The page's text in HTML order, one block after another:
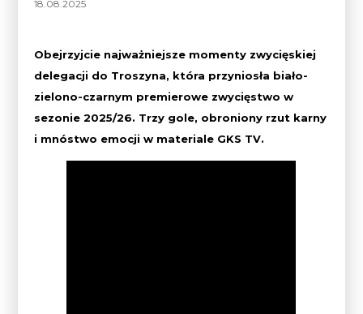
18.08.2025
Obejrzyjcie najważniejsze momenty zwycięskiej
delegacji do Troszyna, która przyniosła biało-
zielono-czarnym premierowe zwycięstwo w
sezonie 2025/26. Trzy gole, obroniony rzut karny
i mnóstwo emocji w materiale GKS TV.